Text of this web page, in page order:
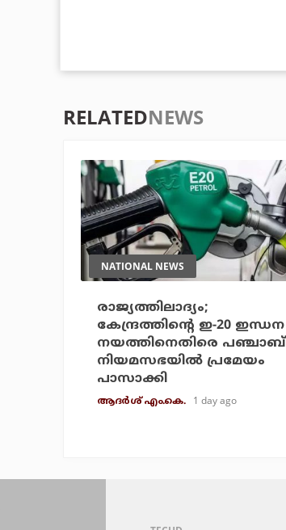
RELATEDNEWS
NATIONAL NEWS
രാജ്യത്തിലാദ്യം;
കേന്ദ്രത്തിന്റെ ഇ-20 ഇന്ധന
നയത്തിനെതിരെ പഞ്ചാബ്
നിയമസഭയില്‍ പ്രമേയം
പാസാക്കി
ആദർശ് എം.കെ. 1 day ago